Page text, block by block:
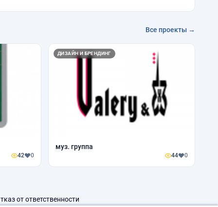
Все проекты →
42 0
ДИЗАЙН И БРЕНДИНГ
муз. группа
44 0
от ответственности